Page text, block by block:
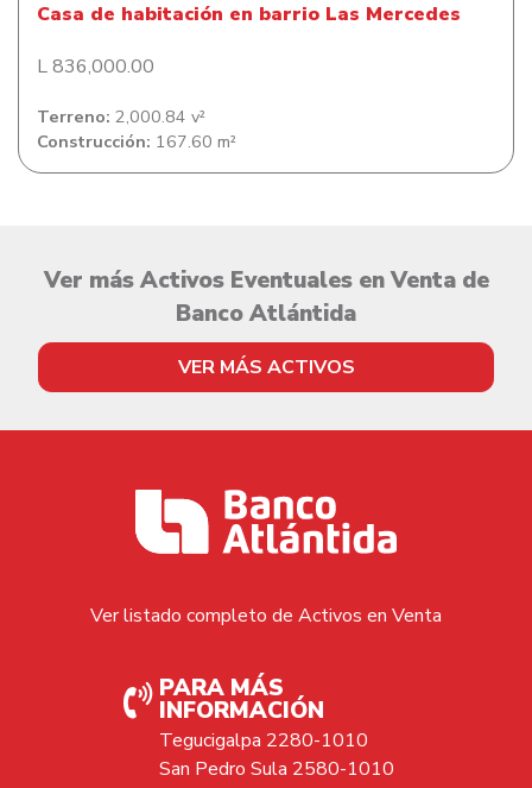
Casa de habitación en barrio Las Mercedes
L 836,000.00
Terreno: 2,000.84 v²
Construcción: 167.60 m²
Ver más Activos Eventuales en Venta de
Banco Atlántida
VER MÁS ACTIVOS
Ver listado completo de Activos en Venta
PARA MÁS
INFORMACIÓN
Tegucigalpa 2280-1010
San Pedro Sula 2580-1010